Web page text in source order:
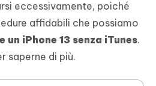
eccessivamente, poiché
affidabili che possiamo
un iPhone 13 senza iTunes.
saperne di più.